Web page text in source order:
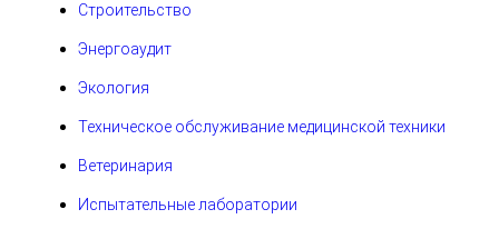
Строительство
Энергоаудит
Экология
Техническое обслуживание медицинской техники
Ветеринария
Испытательные лаборатории